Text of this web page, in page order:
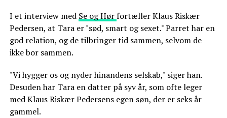
I et interview med Se og Hørfortæller Klaus Riskær
Pedersen, at Tara er "sød, smart og sexet." Parret har en
god relation, og de tilbringer tid sammen, selvom de
ikke bor sammen.
"Vi hygger os og nyder hinandens selskab," siger han.
Desuden har Tara en datter på syv år, som ofte leger
med Klaus Riskær Pedersens egen søn, der er seks år
gammel.